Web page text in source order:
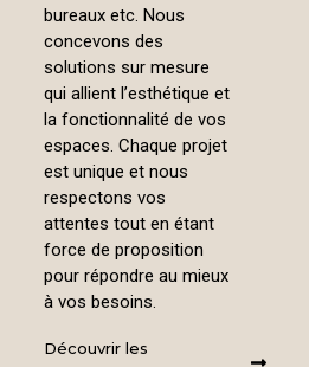
bureaux etc. Nous
concevons des
solutions sur mesure
qui allient l’esthétique et
la fonctionnalité de vos
espaces. Chaque projet
est unique et nous
respectons vos
attentes tout en étant
force de proposition
pour répondre au mieux
à vos besoins.
Découvrir les